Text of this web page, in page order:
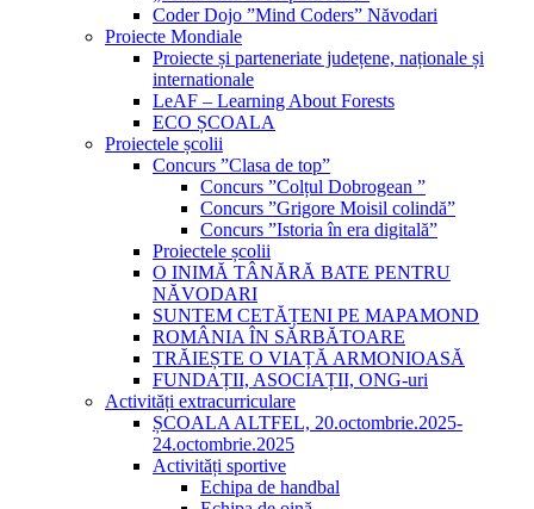
Coder Dojo ”Mind Coders” Năvodari
Proiecte Mondiale
Proiecte și parteneriate județene, naționale și
internationale
LeAF – Learning About Forests
ECO ȘCOALA
Proiectele școlii
Concurs ”Clasa de top”
Concurs ”Colțul Dobrogean ”
Concurs ”Grigore Moisil colindă”
Concurs ”Istoria în era digitală”
Proiectele școlii
O INIMĂ TÂNĂRĂ BATE PENTRU
NĂVODARI
SUNTEM CETĂȚENI PE MAPAMOND
ROMÂNIA ÎN SĂRBĂTOARE
TRĂIEȘTE O VIAȚĂ ARMONIOASĂ
FUNDAȚII, ASOCIAȚII, ONG-uri
Activități extracurriculare
ȘCOALA ALTFEL, 20.octombrie.2025-
24.octombrie.2025
Activități sportive
Echipa de handbal